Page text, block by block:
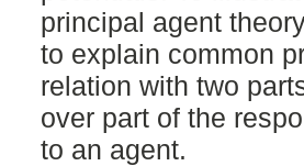
principal agent
to explain common
relation with two
over part of the
to an agent.